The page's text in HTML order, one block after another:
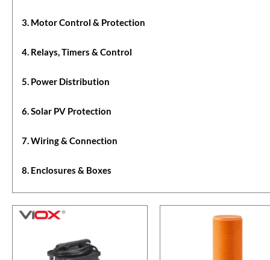
3. Motor Control & Protection
4. Relays, Timers & Control
5. Power Distribution
6. Solar PV Protection
7. Wiring & Connection
8. Enclosures & Boxes